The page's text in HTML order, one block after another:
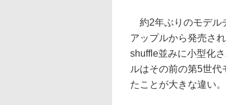
約2年ぶりのモデル
アップルから発売さ
shuffle並みに小型化
ルはその前の第5世代
たことが大きな違い。